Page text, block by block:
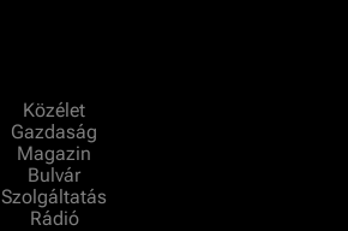
Közélet
Gazdaság
Magazin
Bulvár
Szolgáltatás
Rádió